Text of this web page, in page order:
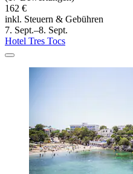
162 €
inkl. Steuern & Gebühren
7. Sept.–8. Sept.
Hotel Tres Tocs